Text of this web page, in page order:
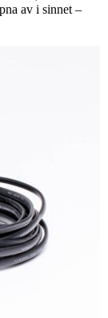
av i sinnet –